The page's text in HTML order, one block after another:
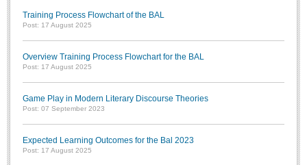
Training Process Flowchart of the BAL
Post: 17 August 2025
Overview Training Process Flowchart for the BAL
Post: 17 August 2025
Game Play in Modern Literary Discourse Theories
Post: 07 September 2023
Expected Learning Outcomes for the Bal 2023
Post: 17 August 2025